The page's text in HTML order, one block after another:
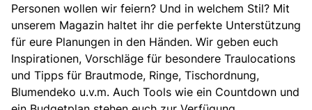
Personen wollen wir feiern? Und in welchem Stil? Mit
unserem Magazin haltet ihr die perfekte Unterstützung
für eure Planungen in den Händen. Wir geben euch
Inspirationen, Vorschläge für besondere Traulocations
und Tipps für Brautmode, Ringe, Tischordnung,
Blumendeko u.v.m. Auch Tools wie ein Countdown und